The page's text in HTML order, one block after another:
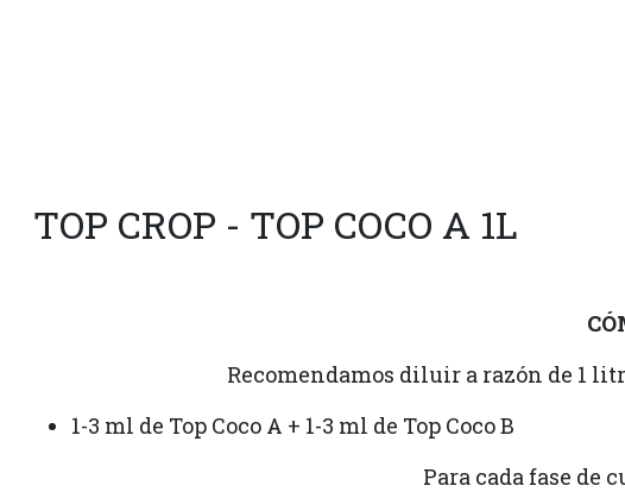
TOP CROP - TOP COCO A 1L
Recomendamos diluir a razón de 1
1-3 ml de Top Coco A + 1-3 ml de Top Coco B
Para cada fase de